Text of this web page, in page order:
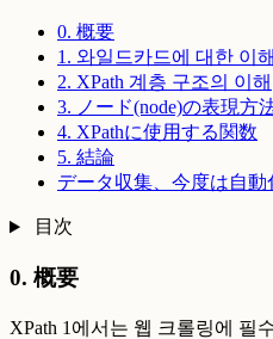
0. 概要
1. 와일드카드에 대한 이해
2. XPath 계층 구조의 이해
3. ノード(node)の表現方
4. XPathに使用する関数
5. 結論
データ収集、今度は自動
目次
0. 概要
XPath 1에서는 웹 크롤링에 필